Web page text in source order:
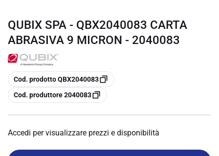
QUBIX SPA - QBX2040083 CARTA
ABRASIVA 9 MICRON - 2040083
copia
Cod. prodotto QBX2040083
copia
Cod. produttore 2040083
Accedi per visualizzare prezzi e disponibilità